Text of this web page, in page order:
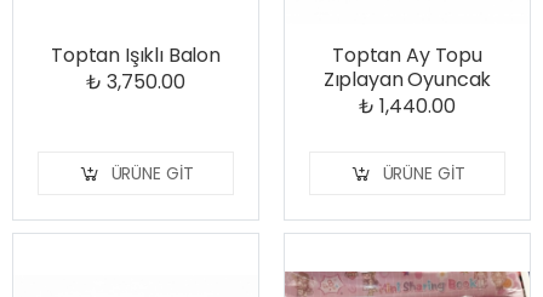
Toptan Işıklı Balon
₺ 3,750.00
ÜRÜNE GIT
Toptan Ay Topu
Zıplayan Oyuncak
₺ 1,440.00
ÜRÜNE GIT